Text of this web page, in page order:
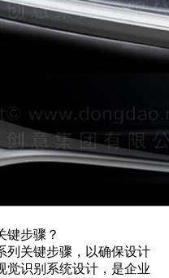
键步骤？
列关键步骤，以确保设计
觉识别系统设计，是企业